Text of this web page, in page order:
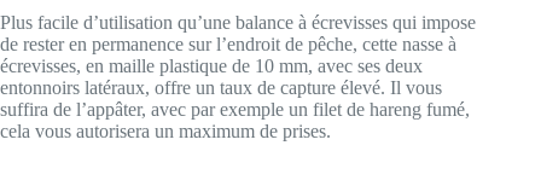
Plus facile d’utilisation qu’une balance à écrevisses qui impose
de rester en permanence sur l’endroit de pêche, cette nasse à
écrevisses, en maille plastique de 10 mm, avec ses deux
entonnoirs latéraux, offre un taux de capture élevé. Il vous
suffira de l’appâter, avec par exemple un filet de hareng fumé,
cela vous autorisera un maximum de prises.